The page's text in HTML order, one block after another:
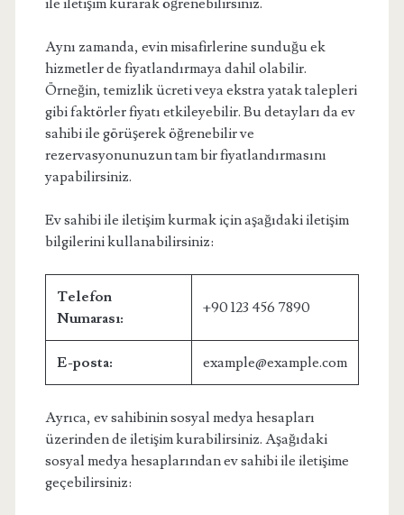
ile iletişim kurarak öğrenebilirsiniz.
Aynı zamanda, evin misafirlerine sunduğu ek
hizmetler de fiyatlandırmaya dahil olabilir.
Örneğin, temizlik ücreti veya ekstra yatak talepleri
gibi faktörler fiyatı etkileyebilir. Bu detayları da ev
sahibi ile görüşerek öğrenebilir ve
rezervasyonunuzun tam bir fiyatlandırmasını
yapabilirsiniz.
Ev sahibi ile iletişim kurmak için aşağıdaki iletişim
bilgilerini kullanabilirsiniz:
Telefon
Numarası:
+90 123 456 7890
E-posta: example@example.com
Ayrıca, ev sahibinin sosyal medya hesapları
üzerinden de iletişim kurabilirsiniz. Aşağıdaki
sosyal medya hesaplarından ev sahibi ile iletişime
geçebilirsiniz: